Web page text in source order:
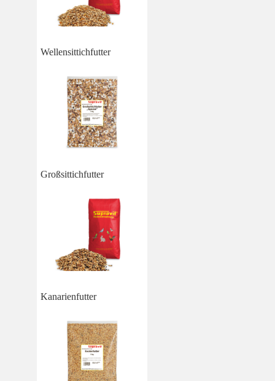
Wellensittichfutter
Großsittichfutter
Kanarienfutter